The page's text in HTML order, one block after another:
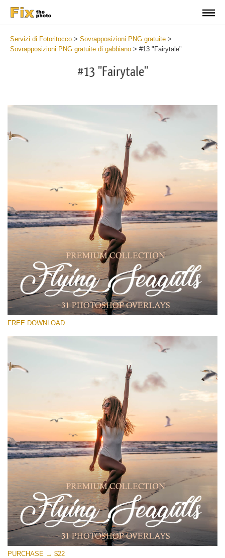
Servizi di Fotoritocco > Sovrapposizioni PNG gratuite >
Sovrapposizioni PNG gratuite di gabbiano > #13 "Fairytale"
#13 "Fairytale"
Si prega di Selezionare
Free PNG Overlay #13
Small 800*533px
Flying Seagulls
(31 Overlays)
Bokeh Complete Collection (650 Overlays)
Large 6000*4000px
Large 6000*4000px
Download Gratuito
FREE DOWNLOAD
PURCHASE → $22